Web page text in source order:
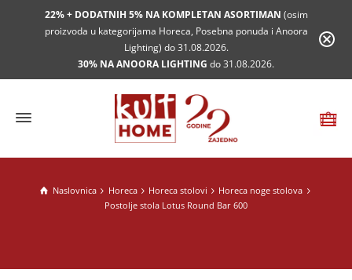
22% + DODATNIH 5% NA KOMPLETAN ASORTIMAN (osim
proizvoda u kategorijama Horeca, Posebna ponuda i Anoora
Lighting) do 31.08.2026.
30% NA ANOORA LIGHTING do 31.08.2026.
Naslovnica Horeca Horeca stolovi
Horeca noge stolova
Postolje stola Lotus Round Bar 600